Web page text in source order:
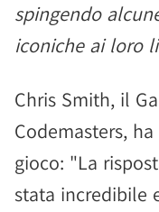
spingendo
iconiche ai loro
Chris Smith, il
Codemasters,
gioco: "La
stata incredibile